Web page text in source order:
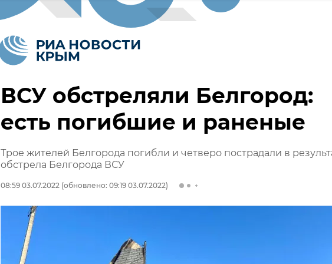
ВСУ обстреляли Белгород:
есть погибшие и раненые
Трое жителей Белгорода погибли и четверо пострадали в
обстрела Белгорода ВСУ
08:59 03.07.2022 (обновлено: 09:19 03.07.2022)